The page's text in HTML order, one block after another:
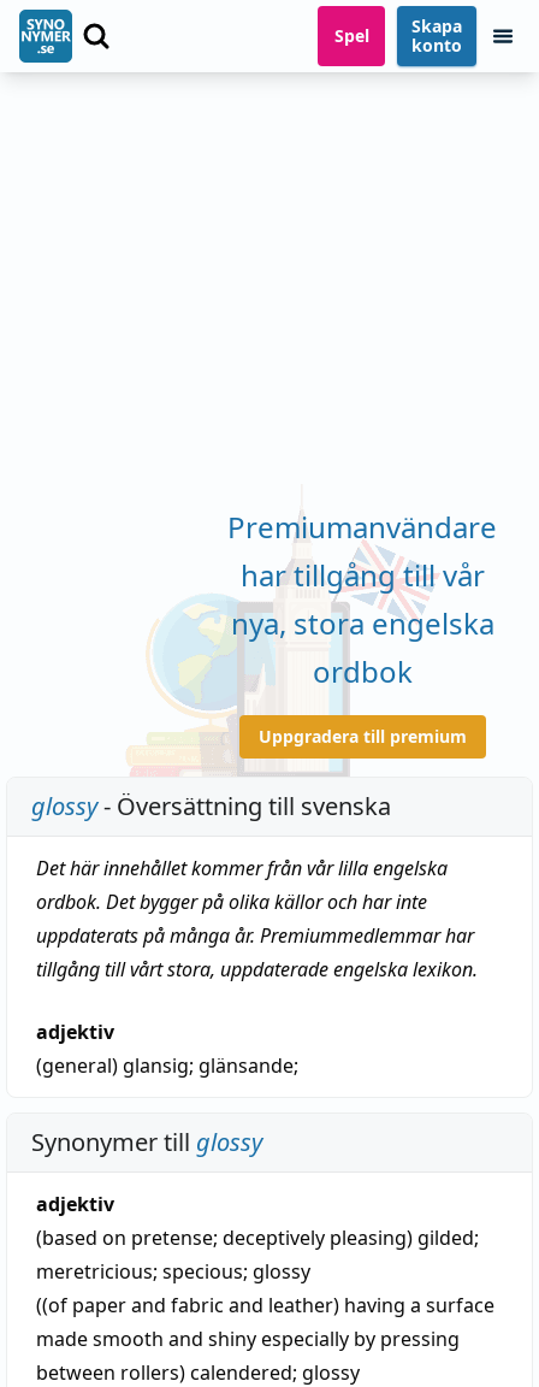
Spel
Skapa
konto
Premiumanvändare
har tillgång till vår
nya, stora engelska
ordbok
Uppgradera till premium
glossy- Översättning till svenska
Det här innehållet kommer från vår lilla engelska
ordbok. Det bygger på olika källor och har inte
uppdaterats på många år. Premiummedlemmar har
tillgång till vårt stora, uppdaterade engelska lexikon.
adjektiv
(general)glansig; glänsande;
Synonymer till glossy
adjektiv
(based on pretense; deceptively pleasing)gilded;
meretricious; specious; glossy
((of paper and fabric and leather) having a surface
made smooth and shiny especially by pressing
between rollers)calendered; glossy